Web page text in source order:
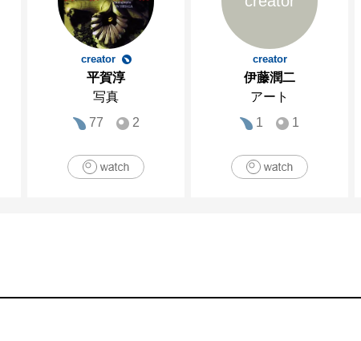
creator
平賀淳
写真
77
2
creator
伊藤潤二
アート
1
1